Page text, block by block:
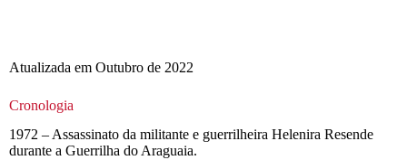
Atualizada em Outubro de 2022
Cronologia
1972 – Assassinato da militante e guerrilheira Helenira Resende
durante a Guerrilha do Araguaia.